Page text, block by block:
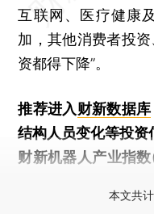
互联网、医疗健康
加，其他消费者投
资都得下降”。
推荐进入财新数据库
结构人员变化等投资
财新机器人产业指数
本文共